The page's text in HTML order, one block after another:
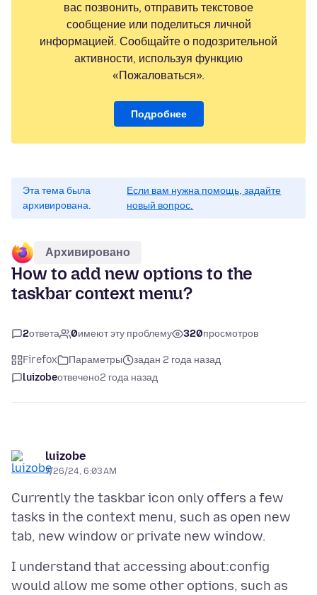
вас позвонить, отправить текстовое
сообщение или поделиться личной
информацией. Сообщайте о подозрительной
активности, используя функцию
«Пожаловаться».
Подробнее
Эта тема была
архивирована.
Если вам нужна помощь, задайте
новый вопрос.
Архивировано
How to add new options to the
taskbar context menu?
2ответа 0имеют эту проблему 320просмотров
Firefox Параметры
задан 2 года назад
luizobeотвечено2 года назад
luizobe
7/26/24, 6:03 AM
Currently the taskbar icon only offers a few
tasks in the context menu, such as open new
I understand that accessing about:config
would allow me some other options, such as